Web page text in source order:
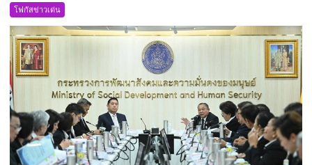
อรัญ
กมธ.คมนาคม
เพิ่ม
1
ตำแหน่ง
พร้อม
โฟกัสข่าวเด่น